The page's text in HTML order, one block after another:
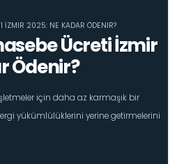
Ücreti İzmir
Ödenir?
için daha az karmaşık bir
yükümlülüklerini yerine getirmelerini
İZMIR 2025: NE KADAR ÖDENIR?